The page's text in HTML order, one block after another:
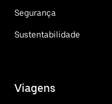
Segurança
Sustentabilidade
Viagens